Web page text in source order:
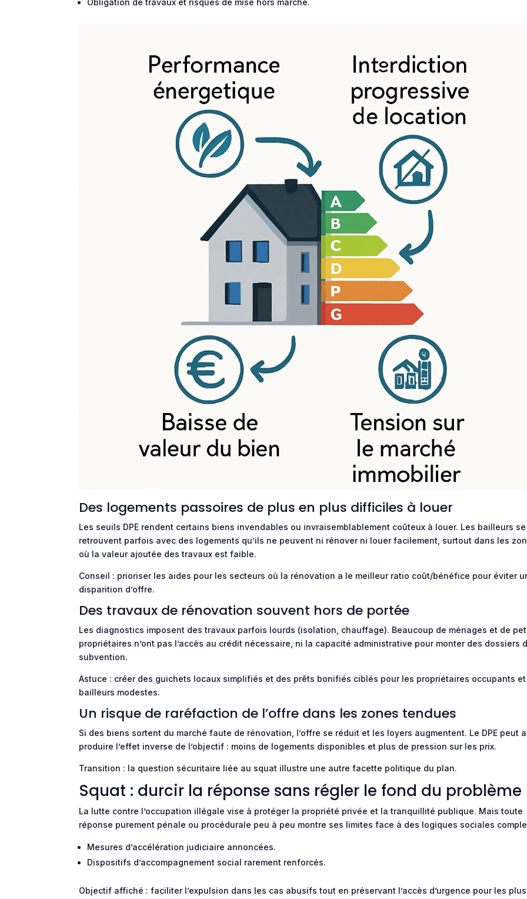
Obligation de travaux et risques de mise hors marché.
Des logements passoires de plus en plus difficiles à louer
Les seuils DPE rendent certains biens invendables ou invraisemblablement coûteux à louer. Les bailleurs se
retrouvent parfois avec des logements qu’ils ne peuvent ni rénover ni louer facilement, surtout dans les
où la valeur ajoutée des travaux est faible.
Conseil : prioriser les aides pour les secteurs où la rénovation a le meilleur ratio coût/bénéfice pour éviter
disparition d’offre.
Des travaux de rénovation souvent hors de portée
Les diagnostics imposent des travaux parfois lourds (isolation, chauffage). Beaucoup de ménages et de
propriétaires n’ont pas l’accès au crédit nécessaire, ni la capacité administrative pour monter des dossiers
subvention.
Astuce : créer des guichets locaux simplifiés et des prêts bonifiés ciblés pour les propriétaires occupants et
bailleurs modestes.
Un risque de raréfaction de l’offre dans les zones tendues
Si des biens sortent du marché faute de rénovation, l’offre se réduit et les loyers augmentent. Le DPE peut
produire l’effet inverse de l’objectif : moins de logements disponibles et plus de pression sur les prix.
Transition : la question sécuritaire liée au squat illustre une autre facette politique du plan.
Squat : durcir la réponse sans régler le fond du problème
La lutte contre l’occupation illégale vise à protéger la propriété privée et la tranquillité publique. Mais toute
réponse purement pénale ou procédurale peu à peu montre ses limites face à des logiques sociales
Mesures d’accélération judiciaire annoncées.
Dispositifs d’accompagnement social rarement renforcés.
Objectif affiché : faciliter l’expulsion dans les cas abusifs tout en préservant l’accès d’urgence pour les plus